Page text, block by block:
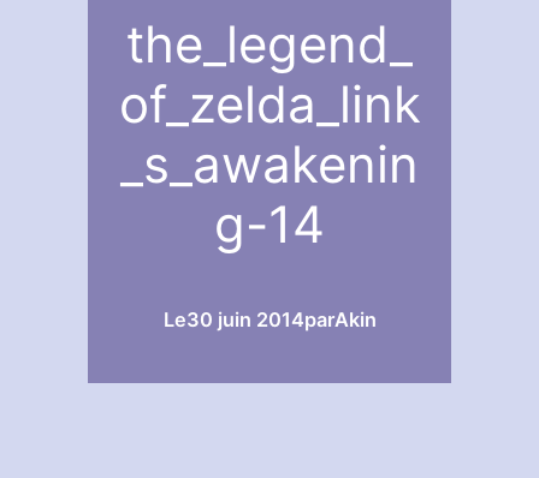
the_legend_
of_zelda_link
_s_awakenin
g-14
Le30 juin 2014parAkin